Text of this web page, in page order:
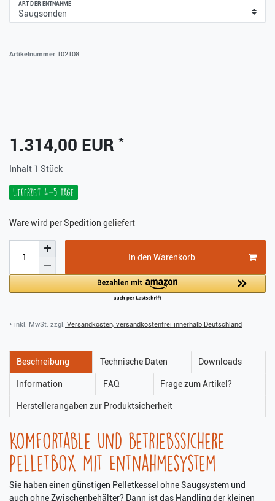
ART DER ENTNAHME
Artikelnummer 102108
1.314,00 EUR *
Inhalt 1 Stück
Lieferzeit 4-5 Tage
Ware wird per Spedition geliefert
In den Warenkorb
* inkl. MwSt. zzgl. Versandkosten, versandkostenfrei innerhalb Deutschland
Beschreibung Technische Daten Downloads
Information FAQ Frage zum Artikel?
Herstellerangaben zur Produktsicherheit
Komfortable und betriebssichere
Pelletbox mit Entnahmesystem
Sie haben einen günstigen Pelletkessel ohne Saugsystem und
auch ohne Zwischenbehälter? Dann ist das Handling der kleinen